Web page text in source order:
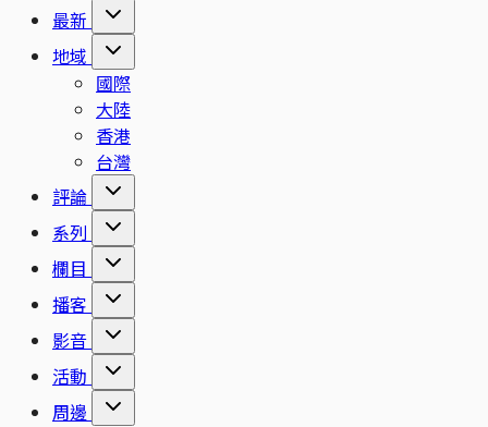
最新
地域
國際
大陸
香港
台灣
評論
系列
欄目
播客
影音
活動
周邊